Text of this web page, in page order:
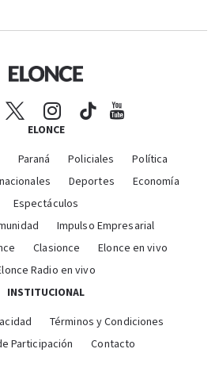
ELONCE
Paraná Policiales
Política
Deportes
Economía
Espectáculos
Impulso Empresarial
Clasionce
Elonce en vivo
Radio en vivo
INSTITUCIONAL
Términos y Condiciones
Participación
Contacto